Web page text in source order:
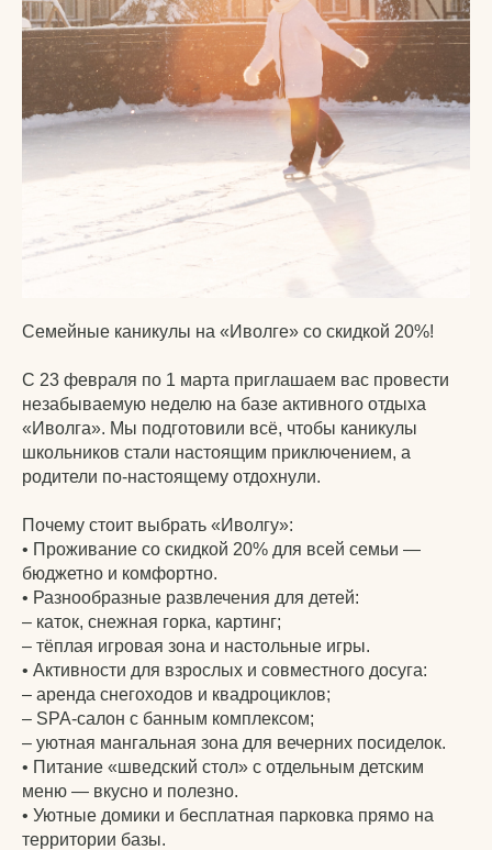
Семейные каникулы на «Иволге» со скидкой 20%!
С 23 февраля по 1 марта приглашаем вас провести
незабываемую неделю на базе активного отдыха
«Иволга». Мы подготовили всё, чтобы каникулы
школьников стали настоящим приключением, а
родители по-настоящему отдохнули.
Почему стоит выбрать «Иволгу»:
• Проживание со скидкой 20% для всей семьи —
бюджетно и комфортно.
• Разнообразные развлечения для детей:
– каток, снежная горка, картинг;
– тёплая игровая зона и настольные игры.
• Активности для взрослых и совместного досуга:
– аренда снегоходов и квадроциклов;
– SPA-салон с банным комплексом;
– уютная мангальная зона для вечерних посиделок.
• Питание «шведский стол» с отдельным детским
меню — вкусно и полезно.
• Уютные домики и бесплатная парковка прямо на
территории базы.